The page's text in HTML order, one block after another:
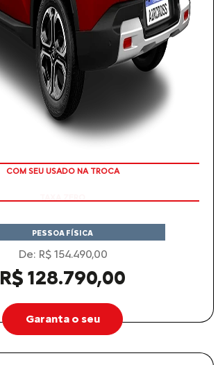
PESSOA FÍSICA
De: R$ 154.490,00
R$ 128.790,00
Garanta o seu